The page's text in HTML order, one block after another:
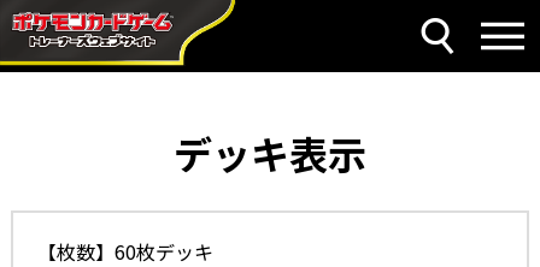
デッキ表示
【枚数】60枚デッキ